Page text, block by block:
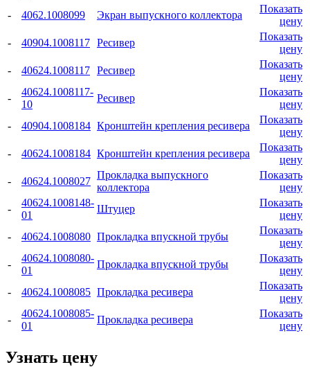
-
4062.1008099 Экран выпускного коллектора
Показать
цену
-
40904.1008117 Ресивер
Показать
цену
-
40624.1008117 Ресивер
Показать
цену
-
40624.1008117-
10
Ресивер
Показать
цену
-
40904.1008184 Кронштейн крепления ресивера
Показать
цену
-
40624.1008184 Кронштейн крепления ресивера
Показать
цену
-
40624.1008027
Прокладка выпускного
коллектора
Показать
цену
-
40624.1008148-
01
Штуцер
Показать
цену
-
40624.1008080 Прокладка впускной трубы
Показать
цену
-
40624.1008080-
01
Прокладка впускной трубы
Показать
цену
-
40624.1008085 Прокладка ресивера
Показать
цену
-
40624.1008085-
01
Прокладка ресивера
Показать
цену
Узнать цену